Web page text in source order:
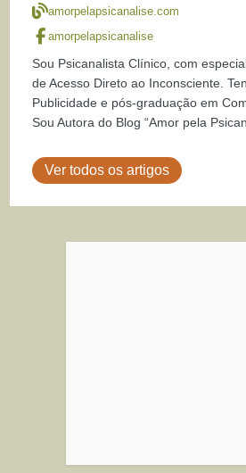
amorpelapsicanalise.com
amorpelapsicanalise
Sou Psicanalista Clínico, com
de Acesso Direto ao Inconsciente.
Publicidade e pós-graduação em
Sou Autora do Blog “Amor pela
Ver todos os artigos